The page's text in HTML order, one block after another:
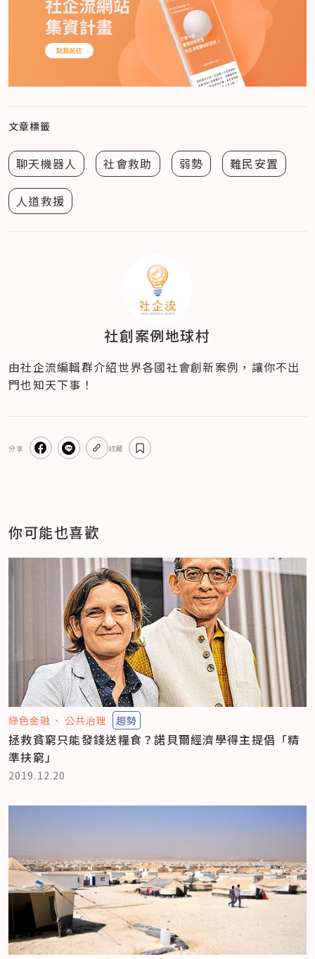
文章標籤
聊天機器人 社會救助 弱勢 難民安置
人道救援
社創案例地球村
由社企流編輯群介紹世界各國社會創新案例，讓你不出
門也知天下事！
分享 收藏
你可能也喜歡
綠色金融 公共治理 趨勢
拯救貧窮只能發錢送糧食？諾貝爾經濟學得主提倡「精
準扶窮」
2019.12.20